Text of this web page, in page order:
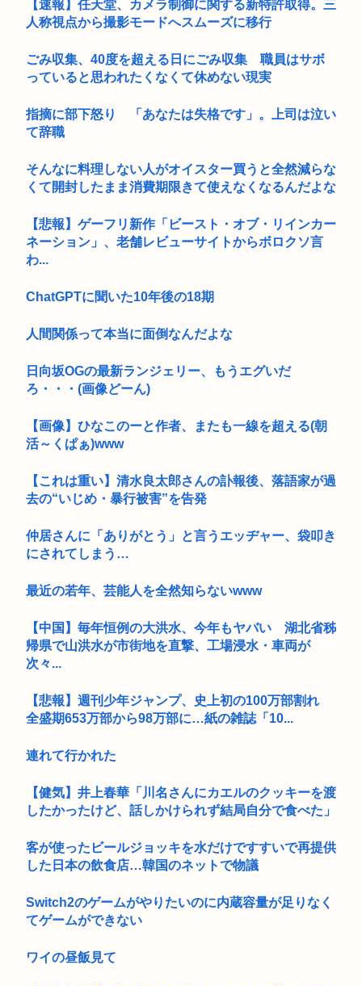
【速報】任天堂、カメラ制御に関する新特許取得。三
人称視点から撮影モードへスムーズに移行
ごみ収集、40度を超える日にごみ収集 職員はサボ
っていると思われたくなくて休めない現実
指摘に部下怒り 「あなたは失格です」。上司は泣い
て辞職
そんなに料理しない人がオイスター買うと全然減らな
くて開封したまま消費期限きて使えなくなるんだよな
【悲報】ゲーフリ新作「ビースト・オブ・リインカー
ネーション」、老舗レビューサイトからボロクソ言
わ...
ChatGPTに聞いた10年後の18期
人間関係って本当に面倒なんだよな
日向坂OGの最新ランジェリー、もうエグいだ
ろ・・・(画像どーん)
【画像】ひなこのーと作者、またも一線を超える(朝
活～くぱぁ)www
【これは重い】清水良太郎さんの訃報後、落語家が過
去の“いじめ・暴行被害”を告発
仲居さんに「ありがとう」と言うエッヂャー、袋叩き
にされてしまう…
最近の若年、芸能人を全然知らないwww
【中国】毎年恒例の大洪水、今年もヤバい 湖北省秭
帰県で山洪水が市街地を直撃、工場浸水・車両が
次々...
【悲報】週刊少年ジャンプ、史上初の100万部割れ
全盛期653万部から98万部に…紙の雑誌「10...
連れて行かれた
【健気】井上春華「川名さんにカエルのクッキーを渡
したかったけど、話しかけられず結局自分で食べた」
客が使ったビールジョッキを水だけですすいで再提供
した日本の飲食店…韓国のネットで物議
Switch2のゲームがやりたいのに内蔵容量が足りなく
てゲームができない
ワイの昼飯見て